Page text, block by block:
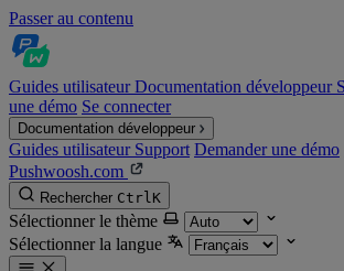
Passer au contenu
Guides utilisateurDocumentation développeur
une démo Se connecter
Documentation développeur
Guides utilisateur Support Demander une démo
Pushwoosh.com
Rechercher CtrlK
Sélectionner le thème
Sélectionner la langue